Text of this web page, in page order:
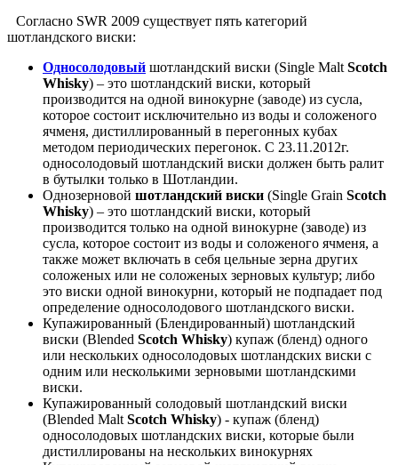
Согласно SWR 2009 существует пять категорий
шотландского виски:
Односолодовый шотландский виски (Single MaltScotch
Whisky) – это шотландский виски, который
производится на одной винокурне (заводе) из сусла,
которое состоит исключительно из воды и соложеного
ячменя, дистиллированный в перегонных кубах
методом периодических перегонок. С 23.11.2012г.
односолодовый шотландский виски должен быть ралит
в бутылки только в Шотландии.
Однозерновой шотландский виски (Single Grain Scotch
Whisky) – это шотландский виски, который
производится только на одной винокурне (заводе) из
сусла, которое состоит из воды и соложеного ячменя, а
также может включать в себя цельные зерна других
соложеных или не соложеных зерновых культур; либо
это виски одной винокурни, который не подпадает под
определение односолодового шотландского виски.
Купажированный (Блендированный) шотландский
виски (Blended Scotch Whisky) купаж (бленд) одного
или нескольких односолодовых шотландских виски с
одним или несколькими зерновыми шотландскими
виски.
Купажированный солодовый шотландский виски
(Blended MaltScotch Whisky) - купаж (бленд)
односолодовых шотландских виски, которые были
дистиллированы на нескольких винокурнях